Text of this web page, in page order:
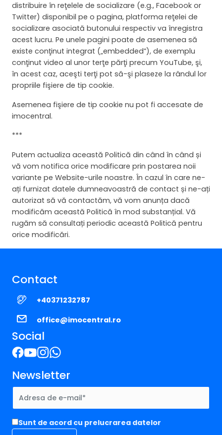
distribuire în reţelele de socializare (e.g., Facebook or
Twitter) disponibil pe o pagina, platforma reţelei de
socializare asociată butonului respectiv va înregistra
acest lucru. Pe unele pagini poate de asemenea să
existe conţinut integrat („embedded”), de exemplu
conţinut video al unor terţe părţi precum YouTube, şi,
în acest caz, aceşti terţi pot să-şi plaseze la rândul lor
propriile fişiere de tip cookie.
Asemenea fişiere de tip cookie nu pot fi accesate de
imocentral.
***
Putem actualiza această Politică din când în când și
vă vom notifica orice modificare prin postarea noii
variante pe Website-urile noastre. În cazul în care ne-
ați furnizat datele dumneavoastră de contact și ne-ați
autorizat să vă contactăm, vă vom anunța dacă
modificăm această Politică în mod substanțial. Vă
rugăm să consultați periodic această Politică pentru
orice modificări.
Contact
+40371232787
office@imocentral.ro
Social
Newsletter
Sunt de acord cu prelucrarea datelor